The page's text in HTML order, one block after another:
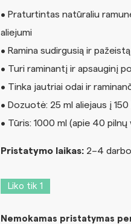
• Praturtintas natūraliu
aliejumi
• Ramina sudirgusią ir
• Turi raminantį ir apsauginį
• Tinka jautriai odai ir
• Dozuotė: 25 ml aliejaus į
• Tūris: 1000 ml (apie 40
Pristatymo laikas:2–4
Liko tik 1
Nemokamas pristatymas